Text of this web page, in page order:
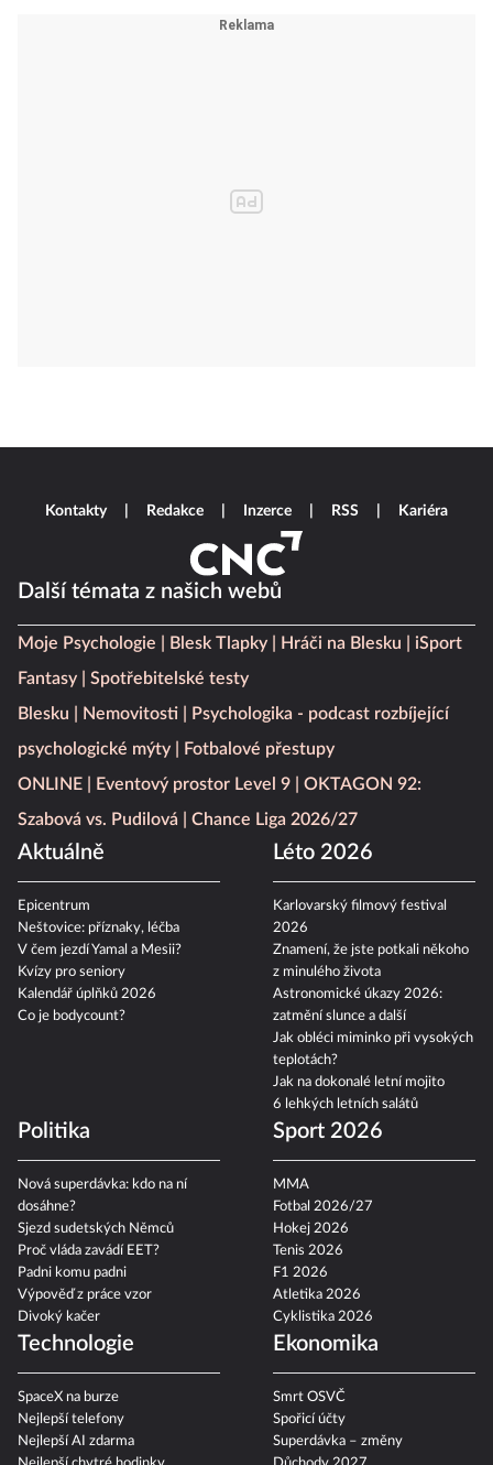
Další témata z našich webů
Moje Psychologie Blesk Tlapky Hráči na Blesku
iSport
Fantasy
Spotřebitelské testy
Blesku
Nemovitosti
Psychologika - podcast rozbíjející
psychologické mýty
Fotbalové přestupy
ONLINE
Eventový prostor Level 9
OKTAGON 92:
Szabová vs. Pudilová
Chance Liga 2026/27
Aktuálně
Epicentrum
Neštovice: příznaky, léčba
V čem jezdí Yamal a Mesii?
Kvízy pro seniory
Kalendář úplňků 2026
Co je bodycount?
Léto 2026
Karlovarský filmový festival
2026
Znamení, že jste potkali někoho
z minulého života
Astronomické úkazy 2026:
zatmění slunce a další
Jak obléci miminko při vysokých
teplotách?
Jak na dokonalé letní mojito
6 lehkých letních salátů
Politika
Nová superdávka: kdo na ní
dosáhne?
Sjezd sudetských Němců
Proč vláda zavádí EET?
Padni komu padni
Výpověď z práce vzor
Divoký kačer
Sport 2026
MMA
Fotbal 2026/27
Hokej 2026
Tenis 2026
F1 2026
Atletika 2026
Cyklistika 2026
Technologie
SpaceX na burze
Nejlepší telefony
Nejlepší AI zdarma
Ekonomika
Smrt OSVČ
Spořicí účty
Superdávka – změny
Kontakty Redakce Inzerce RSS Kariéra